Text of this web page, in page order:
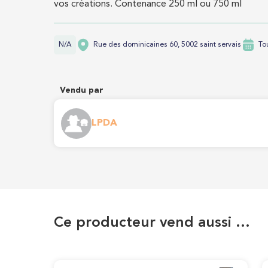
vos créations. Contenance 250 ml ou 750 ml
N/A Rue des dominicaines 60, 5002 saint servais
Vendu par
LPDA
Ce producteur vend aussi …